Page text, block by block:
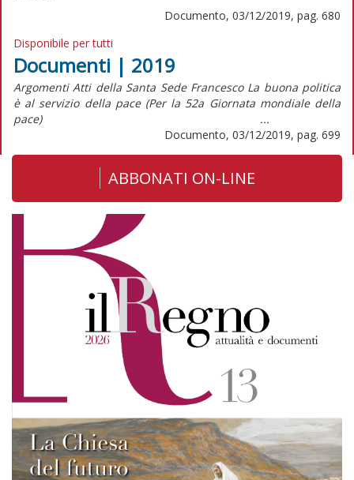
Documento, 03/12/2019, pag. 680
Disponibile per tutti
Documenti | 2019
Argomenti Atti della Santa Sede Francesco La buona politica
è al servizio della pace (Per la 52a Giornata mondiale della
pace) ...
Documento, 03/12/2019, pag. 699
ABBONATI ON-LINE